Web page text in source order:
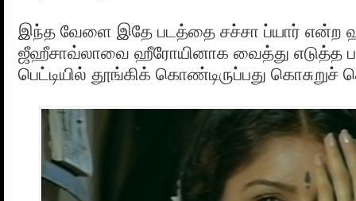
இந்த வேளை இதே படத்தை சச்சா ப்யார் என்ற
ஜீஹீசாவ்லாவை ஹீரோயினாக வைத்து எடுத்த
பெட்டியில் தூங்கிக் கொண்டிருப்பது கொசுறுச்